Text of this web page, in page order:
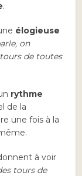
.
élogieuse
on
de toutes
rythme
de la
une fois à la
à voir
tours de